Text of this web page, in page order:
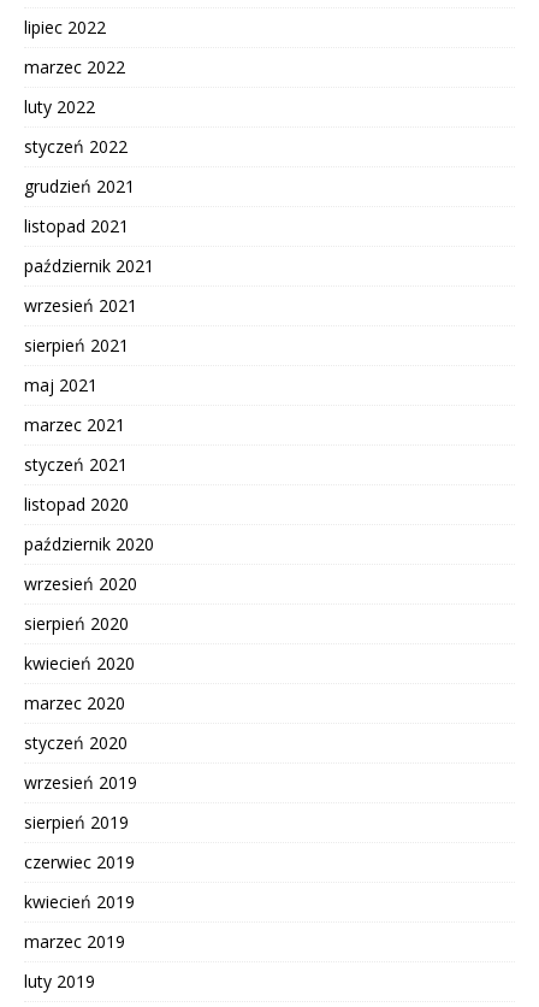
lipiec 2022
marzec 2022
luty 2022
styczeń 2022
grudzień 2021
listopad 2021
październik 2021
wrzesień 2021
sierpień 2021
maj 2021
marzec 2021
styczeń 2021
listopad 2020
październik 2020
wrzesień 2020
sierpień 2020
kwiecień 2020
marzec 2020
styczeń 2020
wrzesień 2019
sierpień 2019
czerwiec 2019
kwiecień 2019
marzec 2019
luty 2019